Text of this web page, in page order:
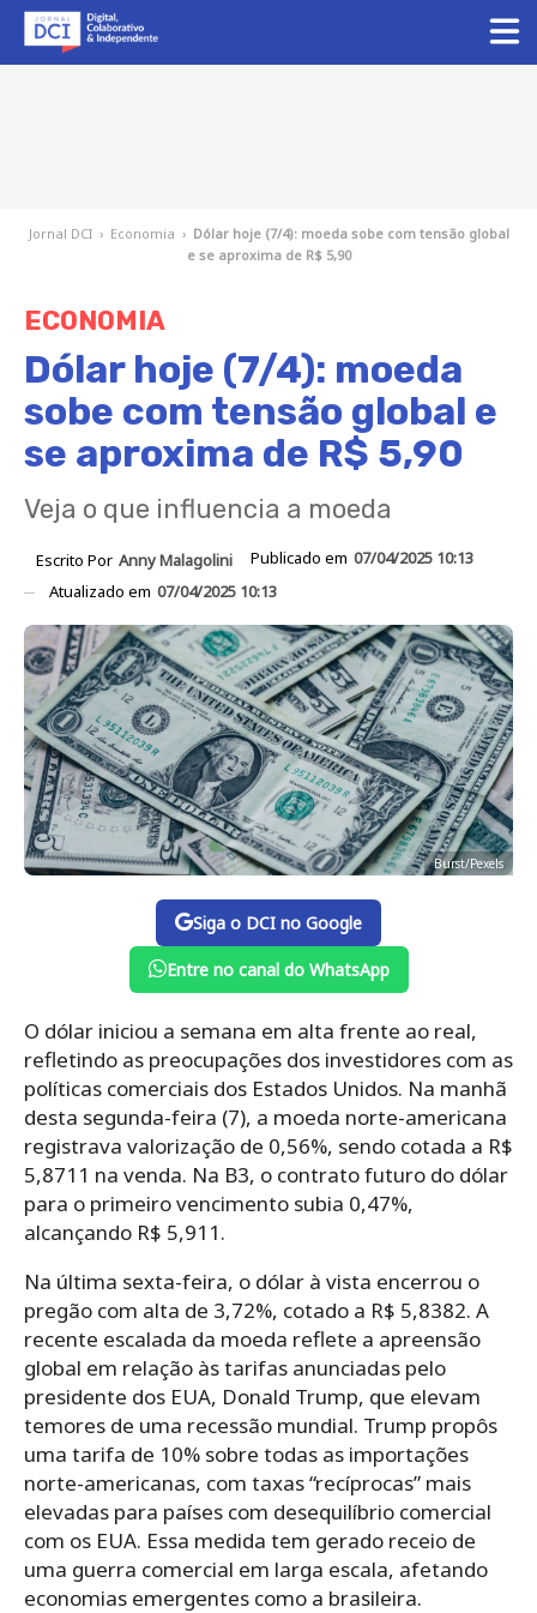
Jornal DCI › Economia › Dólar hoje (7/4): moeda sobe com tensão global
e se aproxima de R$ 5,90
ECONOMIA
Dólar hoje (7/4): moeda
sobe com tensão global e
se aproxima de R$ 5,90
Veja o que influencia a moeda
Escrito Por Anny Malagolini Publicado em 07/04/2025 10:13
Atualizado em 07/04/2025 10:13
Burst/Pexels
Siga o DCI no Google
Entre no canal do WhatsApp
O dólar iniciou a semana em alta frente ao real,
refletindo as preocupações dos investidores com as
políticas comerciais dos Estados Unidos. Na manhã
desta segunda-feira (7), a moeda norte-americana
registrava valorização de 0,56%, sendo cotada a R$
5,8711 na venda. Na B3, o contrato futuro do dólar
para o primeiro vencimento subia 0,47%,
alcançando R$ 5,911.
Na última sexta-feira, o dólar à vista encerrou o
pregão com alta de 3,72%, cotado a R$ 5,8382. A
recente escalada da moeda reflete a apreensão
global em relação às tarifas anunciadas pelo
presidente dos EUA, Donald Trump, que elevam
temores de uma recessão mundial. Trump propôs
uma tarifa de 10% sobre todas as importações
norte-americanas, com taxas “recíprocas” mais
elevadas para países com desequilíbrio comercial
com os EUA. Essa medida tem gerado receio de
uma guerra comercial em larga escala, afetando
economias emergentes como a brasileira.